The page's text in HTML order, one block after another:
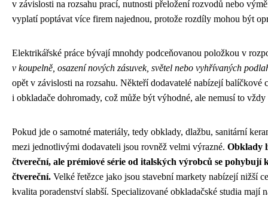
v závislosti na rozsahu prací, nutnosti přeložení rozvodů nebo
vyplatí poptávat více firem najednou, protože rozdíly mohou být
Elektrikářské práce bývají mnohdy podceňovanou položkou v
v koupelně, osazení nových zásuvek, světel nebo vyhřívaných
opět v závislosti na rozsahu. Někteří dodavatelé nabízejí balíčkové
i obkladače dohromady, což může být výhodné, ale nemusí to vždy
Pokud jde o samotné materiály, tedy obklady, dlažbu, sanitární
mezi jednotlivými dodavateli jsou rovněž velmi výrazné. Obklady
čtvereční, ale prémiové série od italských výrobců se pohybují
čtvereční. Velké řetězce jako jsou stavební markety nabízejí nižší
kvalita poradenství slabší. Specializované obkladačské studia mají